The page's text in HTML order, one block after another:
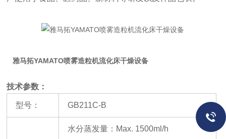
雅马拓YAMATO喷雾造粒机流化床干燥设备
技术参数：
型号： GB211C-B
水分蒸发量： Max. 1500ml/h